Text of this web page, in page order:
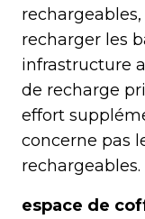
recharger les
infrastructure
de recharge
effort
concerne pas
rechargeables.
espace de